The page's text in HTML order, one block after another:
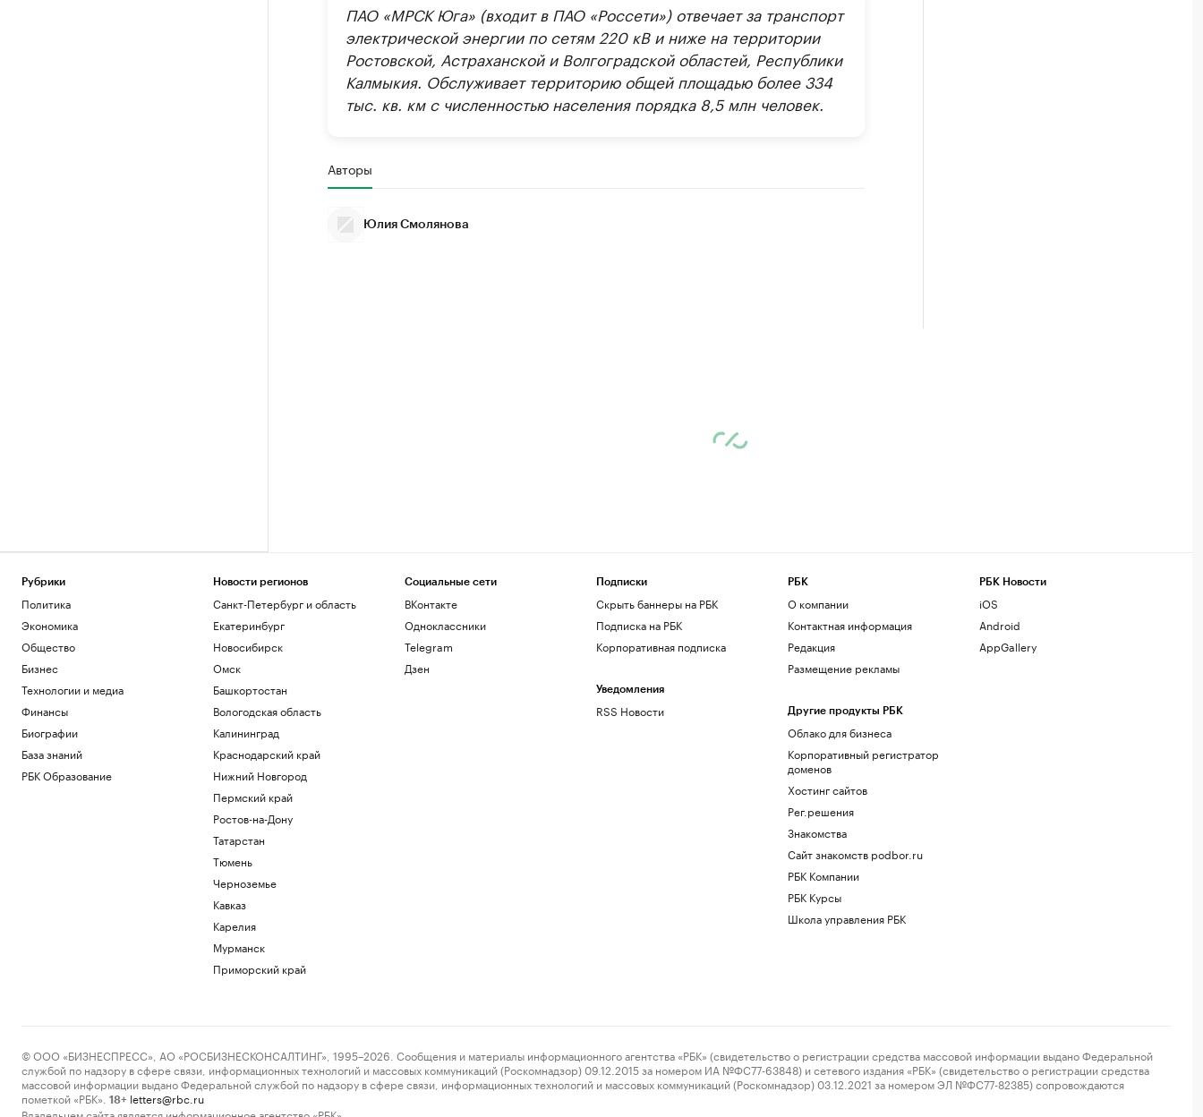
ПАО «МРСК Юга» (входит в ПАО «Россети») отвечает за транспорт
электрической энергии по сетям 220 кВ и ниже на территории
Ростовской, Астраханской и Волгоградской областей, Республики
Калмыкия. Обслуживает территорию общей площадью более 334
тыс. кв. км с численностью населения порядка 8,5 млн человек.
Авторы
Юлия Смолянова
Рубрики
Политика
Экономика
Общество
Бизнес
Технологии и медиа
Финансы
Биографии
База знаний
РБК Образование
Новости регионов
Санкт-Петербург и область
Екатеринбург
Новосибирск
Омск
Башкортостан
Вологодская область
Калининград
Краснодарский край
Нижний Новгород
Пермский край
Ростов-на-Дону
Татарстан
Тюмень
Черноземье
Кавказ
Карелия
Мурманск
Приморский край
Социальные сети
ВКонтакте
Одноклассники
Telegram
Дзен
Подписки
Скрыть баннеры на РБК
Подписка на РБК
Корпоративная подписка
Уведомления
RSS Новости
РБК
О компании
Контактная информация
Редакция
Размещение рекламы
Другие продукты РБК
Облако для бизнеса
Корпоративный регистратор
доменов
Хостинг сайтов
Рег.решения
Знакомства
Сайт знакомств podbor.ru
РБК Компании
РБК Курсы
Школа управления РБК
РБК Новости
iOS
Android
AppGallery
© ООО «БИЗНЕСПРЕСС», АО «РОСБИЗНЕСКОНСАЛТИНГ», 1995–2026. Сообщения и материалы информационного агентства «РБК» (свидетельство о регистрации средства массовой информации выдано Федеральной
службой по надзору в сфере связи, информационных технологий и массовых коммуникаций (Роскомнадзор) 09.12.2015 за номером ИА №ФС77-63848) и сетевого издания «РБК» (свидетельство о регистрации средства
массовой информации выдано Федеральной службой по надзору в сфере связи, информационных технологий и массовых коммуникаций (Роскомнадзор) 03.12.2021 за номером ЭЛ №ФС77-82385) сопровождаются
пометкой «РБК».
18+ letters@rbc.ru